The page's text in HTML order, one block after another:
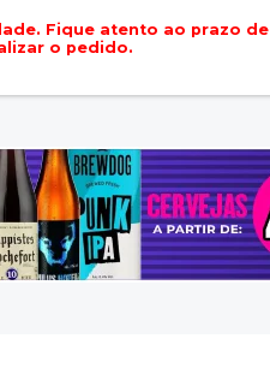
Fique atento ao prazo de
o pedido.